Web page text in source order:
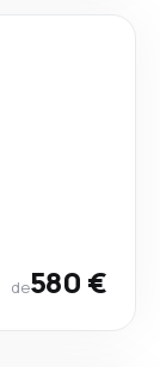
de580 €